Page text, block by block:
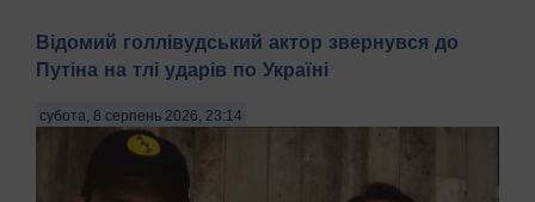
Відомий голлівудський актор звернувся до
Путіна на тлі ударів по Україні
субота, 8 серпень 2026, 23:14